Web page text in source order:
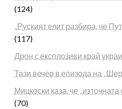
(124)
„Руският елит разбира, че
(117)
Дрон с експлозиви край
Тази вечер в епизода на
Мицкоски каза, че
(70)